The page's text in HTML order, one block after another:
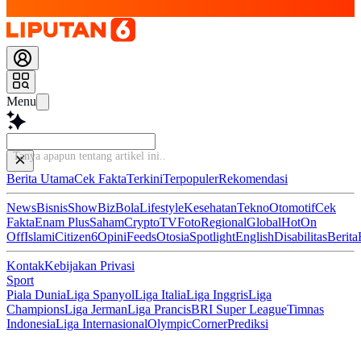
Menu
Baca le
Berita UtamaCek FaktaTerkiniTerpopulerRekomendasi
NewsBisnisShowBizBolaLifestyleKesehatanTeknoOtomotifCek
FaktaEnam PlusSahamCryptoTVFotoRegionalGlobalHotOn
OffIslamiCitizen6OpiniFeedsOtosiaSpotlightEnglishDisabilitasBerita
KontakKebijakan Privasi
Sport
Piala DuniaLiga SpanyolLiga ItaliaLiga InggrisLiga
ChampionsLiga JermanLiga PrancisBRI Super LeagueTimnas
IndonesiaLiga InternasionalOlympicCornerPrediksi